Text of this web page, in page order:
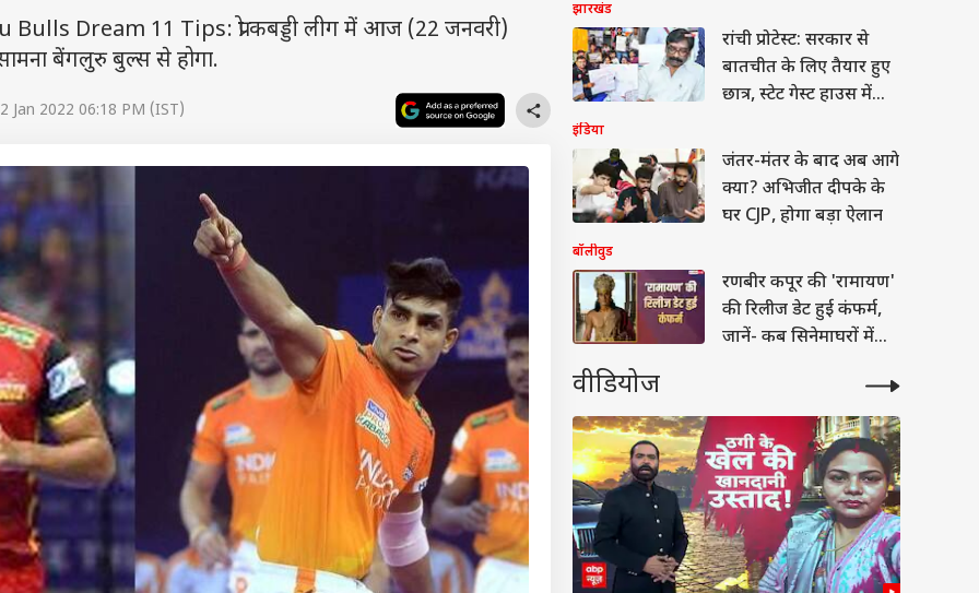
Dream 11 Tips: प्रो कबड्डी लीग में आज (22 जनवरी)
बेंगलुरु बुल्स से होगा.
Jan 2022 06:18 PM (IST)
झारखंड
रांची प्रोटेस्ट: सरकार से
बातचीत के लिए तैयार हुए
छात्र, स्टेट गेस्ट हाउस में
इंडिया
जंतर-मंतर के बाद अब आगे
क्या? अभिजीत दीपके के
घर CJP, होगा बड़ा ऐलान
बॉलीवुड
रणबीर कपूर की 'रामायण'
की रिलीज डेट हुई कंफर्म,
जानें- कब सिनेमाघरों में
वीडियोज
कार्नर
टॉप रील्स